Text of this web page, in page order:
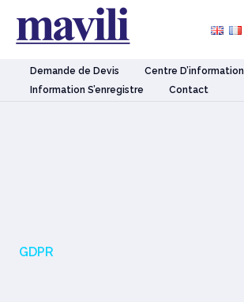
Demande de Devis
Centre D’information
Information S’enregistre
Contact
GDPR